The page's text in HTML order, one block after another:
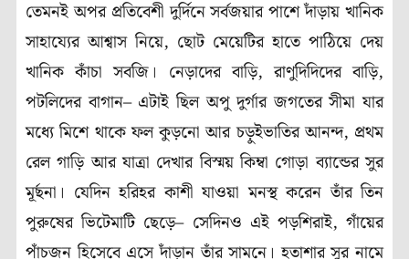
তেমনই অপর প্রতিবেশী দুর্দিনে সর্বজয়ার পাশে দাঁড়ায় খানিক
সাহায্যের আশ্বাস নিয়ে, ছোট মেয়েটির হাতে পাঠিয়ে দেয়
খানিক কাঁচা সবজি। নেড়াদের বাড়ি, রাণুদিদিদের বাড়ি,
পটলিদের বাগান– এটাই ছিল অপু দুর্গার জগতের সীমা যার
মধ্যে মিশে থাকে ফল কুড়নো আর চড়ুইভাতির আনন্দ, প্রথম
রেল গাড়ি আর যাত্রা দেখার বিস্ময় কিম্বা গোড়া ব্যান্ডের সুর
মূর্ছনা। যেদিন হরিহর কাশী যাওয়া মনস্থ করেন তাঁর তিন
পুরুষের ভিটেমাটি ছেড়ে– সেদিনও এই পড়শিরাই, গাঁয়ের
পাঁচজন হিসেবে এসে দাঁড়ান তাঁর সামনে। হতাশার সুর নামে